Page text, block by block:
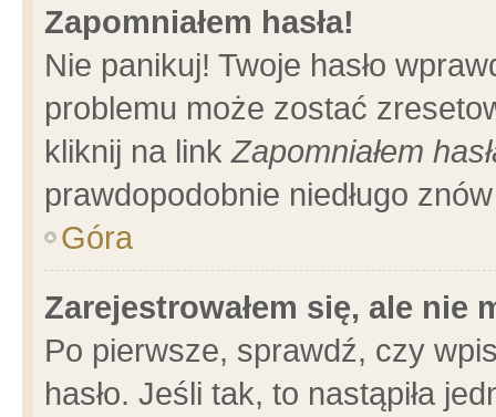
Zapomniałem hasła!
Nie panikuj! Twoje hasło
problemu może zostać
kliknij na linkZapomniałem
prawdopodobnie niedługo
Góra
Zarejestrowałem się, ale nie
Po pierwsze, sprawdź, czy
hasło. Jeśli tak, to nastąpiła